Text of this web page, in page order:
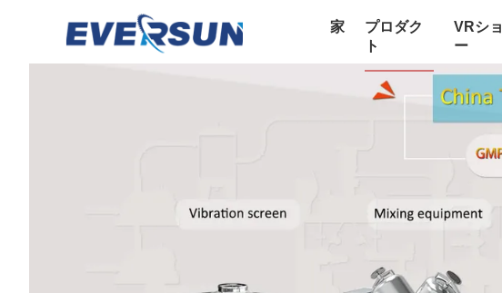
家
プロダク
ト
VRショ
ー